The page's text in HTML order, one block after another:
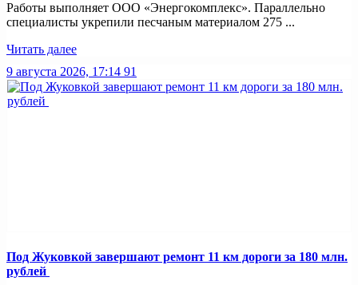
Работы выполняет ООО «Энергокомплекс». Параллельно
специалисты укрепили песчаным материалом 275 ...
Читать далее
9 августа 2026, 17:14 91
Под Жуковкой завершают ремонт 11 км дороги за 180 млн.
рублей